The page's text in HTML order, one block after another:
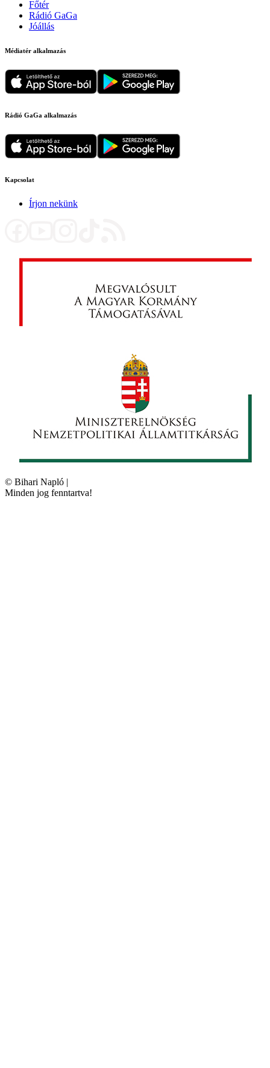
Főtér
Rádió GaGa
Jóállás
Médiatér alkalmazás
Rádió GaGa alkalmazás
Kapcsolat
Írjon nekünk
© Bihari Napló |
Minden jog fenntartva!